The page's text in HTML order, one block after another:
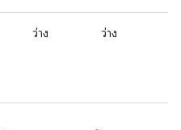
ว่าง ว่าง